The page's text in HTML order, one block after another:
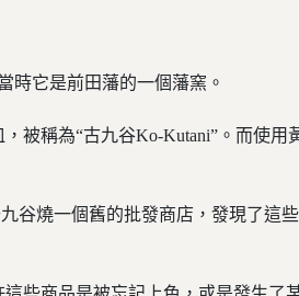
時它是前田藩的一個藩窯。
被稱為“古九谷Ko-Kutani”。而使
谷燒一個舊的批發商店，發現了這